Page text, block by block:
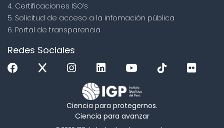
4. Certificaciones ISO’s
5. Solicitud de acceso a la infomación pública
6. Portal de transparencia
Redes Sociales
Ciencia para protegernos.
Ciencia para avanzar